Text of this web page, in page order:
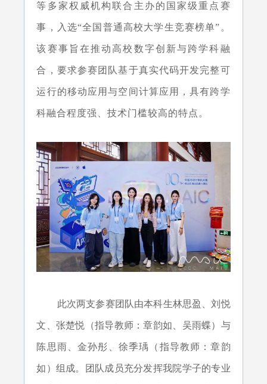
等多家权威机构联合主办的国家级重点赛
事，入选“全国普通高校大学生竞赛榜单”。
该赛事旨在推动高校数字创新与跨学科融
合，要求参赛团队基于真实代码开发完整可
运行的移动应用与空间计算应用，具有跨学
科融合程度强、技术门槛较高的特点。
此次两支参赛团队由本科生林思盈、刘悦
文、张楚悦（指导教师：章韵如、吴雨蝶）与
陈思雨、金孙彤、徐季瑀（指导教师：章韵
如）组成。团队成员充分发挥我院学子的专业